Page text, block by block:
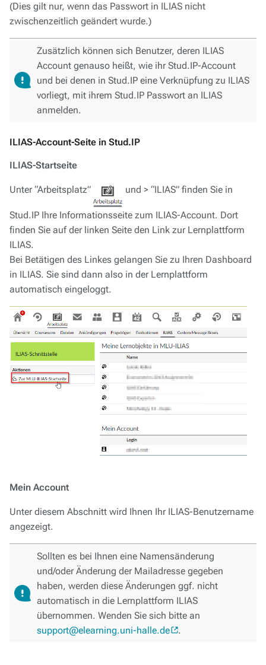
(Dies gilt nur, wenn das Passwort in ILIAS nicht
zwischenzeitlich geändert wurde.)
Zusätzlich können sich Benutzer, deren ILIAS
Account genauso heißt, wie ihr Stud.IP-Account
und bei denen in Stud.IP eine Verknüpfung zu ILIAS
vorliegt, mit ihrem Stud.IP Passwort an ILIAS
anmelden.
ILIAS-Account-Seite in Stud.IP
ILIAS-Startseite
Unter “Arbeitsplatz” und > “ILIAS” finden Sie in
Stud.IP Ihre Informationsseite zum ILIAS-Account. Dort
finden Sie auf der linken Seite den Link zur Lernplattform
ILIAS.
Bei Betätigen des Linkes gelangen Sie zu Ihren Dashboard
in ILIAS. Sie sind dann also in der Lernplattform
automatisch eingeloggt.
Mein Account
Unter diesem Abschnitt wird Ihnen Ihr ILIAS-Benutzername
angezeigt.
Sollten es bei Ihnen eine Namensänderung
und/oder Änderung der Mailadresse gegeben
haben, werden diese Änderungen ggf. nicht
automatisch in die Lernplattform ILIAS
übernommen. Wenden Sie sich bitte an
support@elearning.uni-halle.de
.